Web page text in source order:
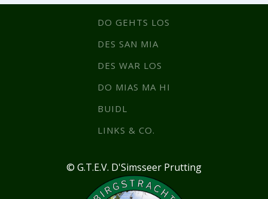
DO GEHTS LOS
DES SAN MIA
DES WAR LOS
DO MIAS MA HI
BUIDL
LINKS & CO.
© G.T.E.V. D'Simsseer Prutting